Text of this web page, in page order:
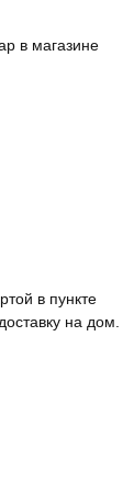
в магазине
в пункте
на дом.